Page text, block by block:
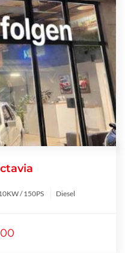
/ 150PS Diesel